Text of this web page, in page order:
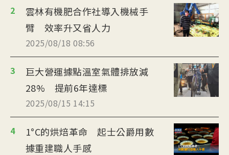
2
雲林有機肥合作社導入機械手
臂 效率升又省人力
2025/08/18 08:56
3
巨大營運據點溫室氣體排放減
28% 提前6年達標
2025/08/15 14:15
4
1°C的烘焙革命 起士公爵用數
據重建職人手感